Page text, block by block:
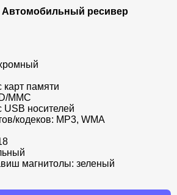
Автомобильный ресивер
карт памяти
MMC
USB носителей
кодеков: MP3, WMA
магнитолы: зеленый